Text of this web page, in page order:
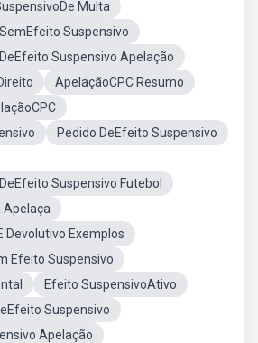
Multa
Suspensivo
Suspensivo Apelação
ApelaçãoCPC Resumo
Pedido DeEfeito Suspensivo
Suspensivo Futebol
Apelaça
Devolutivo Exemplos
Efeito Suspensivo
Efeito SuspensivoAtivo
Suspensivo
Apelação